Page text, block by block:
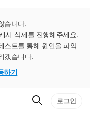
습니다.
시 삭제를 진행해주세요.
스트를 통해 원인을 파악
겠습니다.
하기
검
로그인